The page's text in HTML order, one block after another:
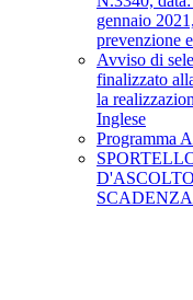
gennaio
prevenzione
Avviso di
finalizzato
la
Inglese
Programma
SCADENZA